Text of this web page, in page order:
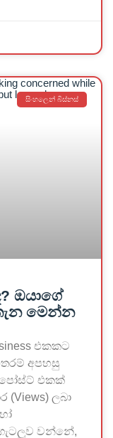
සිංහලෙන් බිස්නස්
ඔයාගේ
මෙන්න
එකකට
අපහසු
එකක්
ලබා
වන්නේ,